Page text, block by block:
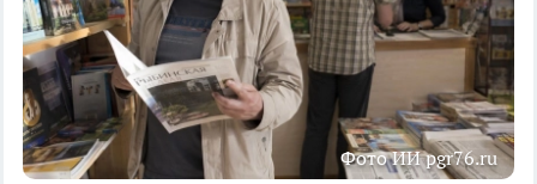
Фото ИИ pgr76.ru